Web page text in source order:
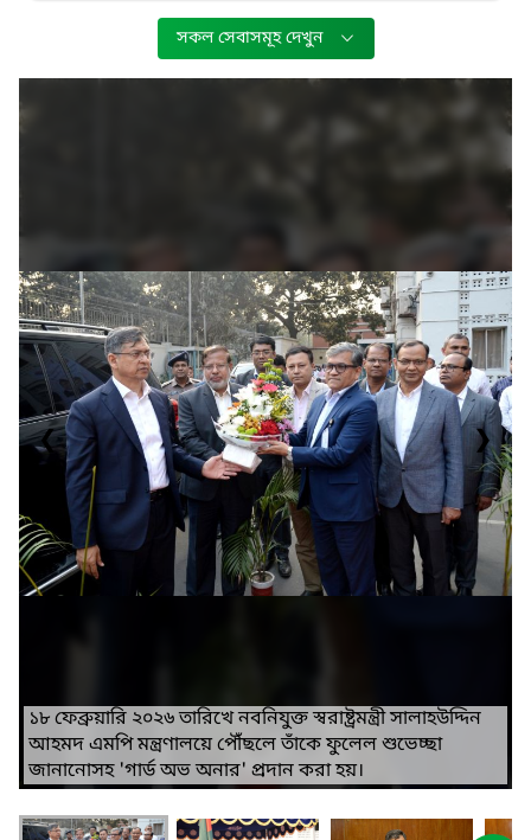
সকল সেবাসমূহ দেখুন
১৮ ফেব্রুয়ারি ২০২৬ তারিখে নবনিযুক্ত স্বরাষ্ট্রমন্ত্রী সালাহউদ্দিন
আহমদ এমপি মন্ত্রণালয়ে পৌঁছলে তাঁকে ফুলেল শুভেচ্ছা
জানানোসহ 'গার্ড অভ অনার' প্রদান করা হয়।
❮ ❯